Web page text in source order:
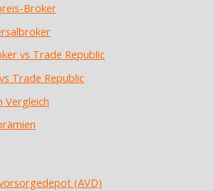
Broker
vs Trade Republic
Trade Republic
Vergleich
(AVD)